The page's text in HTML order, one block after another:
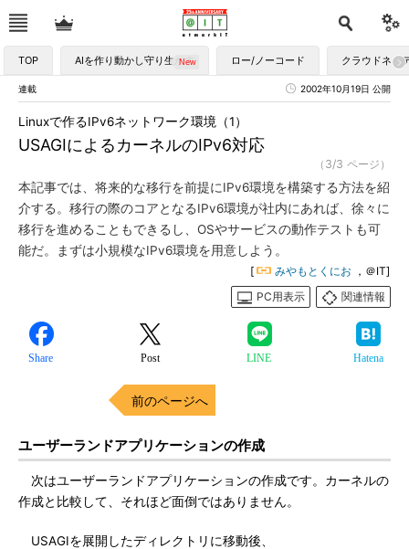
TOP AIを作り動かし守り生かす ロー/ノーコード クラウドネイ
連載 2002年10月19日 公開
USAGIによるカーネルのIPv6対応
Linuxで作るIPv6ネットワーク環境（1）
（3/3 ページ）
本記事では、将来的な移行を前提にIPv6環境を構築する方法を紹
介する。移行の際のコアとなるIPv6環境が社内にあれば、徐々に
移行を進めることもできるし、OSやサービスの動作テストも可
能だ。まずは小規模なIPv6環境を用意しよう。
[ みやもとくにお ，＠IT]
PC用表示
関連情報
Share Post LINE Hatena
前のページへ
ユーザーランドアプリケーションの作成
次はユーザーランドアプリケーションの作成です。カーネルの
作成と比較して、それほど面倒ではありません。
USAGIを展開したディレクトリに移動後、